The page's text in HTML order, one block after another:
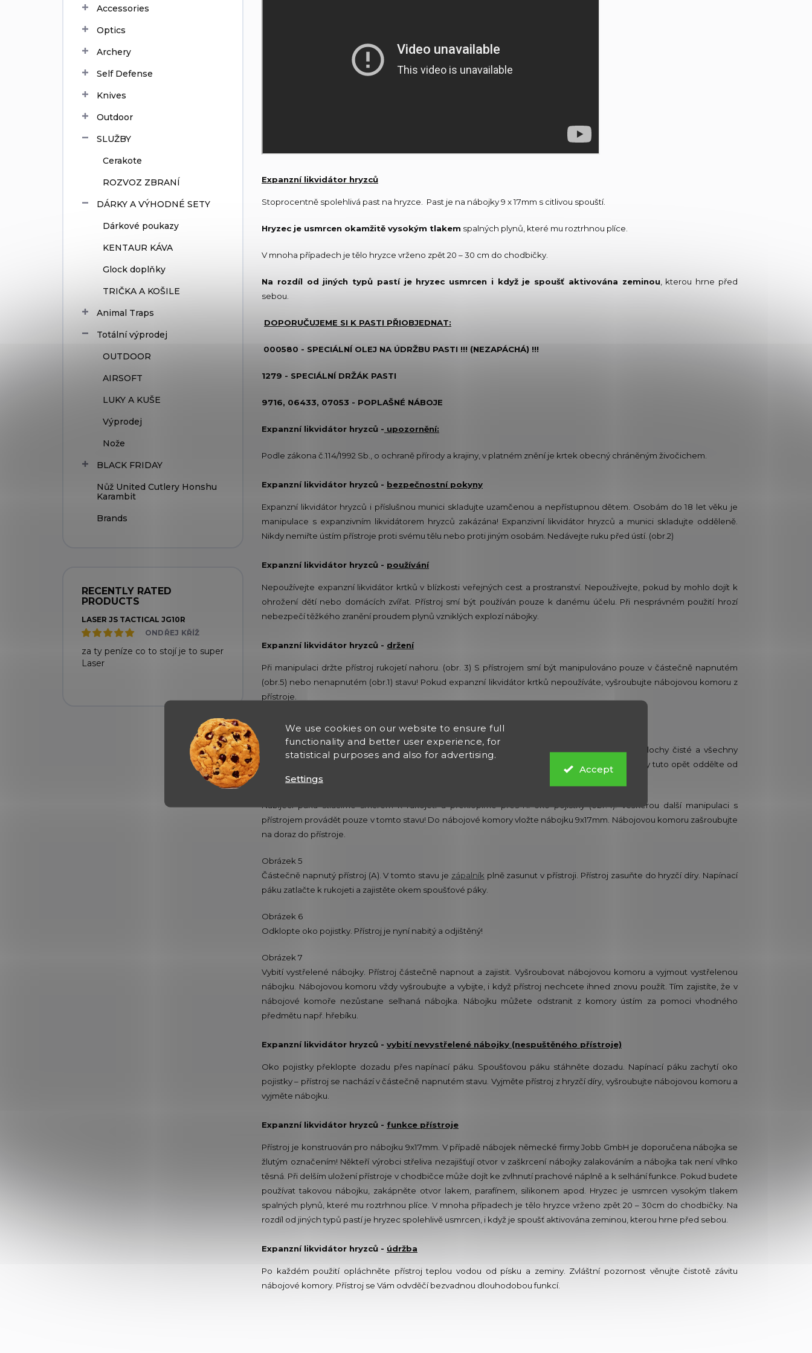
We use cookies on our website to ensure full
functionality and better user experience, for
statistical purposes and also for advertising.
Settings
Accept
Accessories
Optics
Archery
Self Defense
Knives
Outdoor
SLUŽBY
Cerakote
ROZVOZ ZBRANÍ
DÁRKY A VÝHODNÉ SETY
Dárkové poukazy
KENTAUR KÁVA
Glock doplňky
TRIČKA A KOŠILE
Animal Traps
Totální výprodej
OUTDOOR
AIRSOFT
LUKY A KUŠE
Výprodej
Nože
BLACK FRIDAY
Nůž United Cutlery Honshu
Karambit
Brands
RECENTLY RATED
PRODUCTS
LASER JS TACTICAL JG10R
ONDŘEJ KŘÍŽ
za ty peníze co to stojí je to super
Laser
Expanzní likvidátor hryzců
Stoprocentně spolehlivá past na hryzce. Past je na nábojky 9 x 17mm s citlivou spouští.
Hryzec je usmrcen okamžitě vysokým tlakem spalných plynů, které mu roztrhnou plíce.
V mnoha případech je tělo hryzce vrženo zpět 20 – 30 cm do chodbičky.
Na rozdíl od jiných typů pastí je hryzec usmrcen i když je spoušť aktivována zeminou, kterou hrne před
sebou.
DOPORUČUJEME SI K PASTI PŘIOBJEDNAT:
000580 - SPECIÁLNÍ OLEJ NA ÚDRŽBU PASTI !!! (NEZAPÁCHÁ) !!!
1279 - SPECIÁLNÍ DRŽÁK PASTI
9716, 06433, 07053 - POPLAŠNÉ NÁBOJE
Expanzní likvidátor hryzců - upozornění:
Podle zákona č.114/1992 Sb., o ochraně přírody a krajiny, v platném znění je krtek obecný chráněným živočichem.
Expanzní likvidátor hryzců - bezpečnostní pokyny
Expanzní likvidátor hryzců i příslušnou munici skladujte uzamčenou a nepřístupnou dětem. Osobám do 18 let věku je
manipulace s expanzivním likvidátorem hryzců zakázána! Expanzivní likvidátor hryzců a munici skladujte odděleně.
Nikdy nemiřte ústím přístroje proti svému tělu nebo proti jiným osobám. Nedávejte ruku před ústí. (obr.2)
Expanzní likvidátor hryzců - používání
Nepoužívejte expanzní likvidátor krtků v blízkosti veřejných cest a prostranství. Nepoužívejte, pokud by mohlo dojít k
ohrožení dětí nebo domácích zvířat. Přístroj smí být používán pouze k danému účelu. Při nesprávném použití hrozí
nebezpečí těžkého zranění proudem plynů vzniklých explozí nábojky.
Expanzní likvidátor hryzců - držení
Při manipulaci držte přístroj rukojetí nahoru. (obr. 3) S přístrojem smí být manipulováno pouze v částečně napnutém
(obr.5) nebo nenapnutém (obr.1) stavu! Pokud expanzní likvidátor krtků nepoužíváte, vyšroubujte nábojovou komoru z
přístroje.
Expanzní likvidátor hryzců - nabíjení
Před každým použitím je nutné v nenapnutém stavu (obr.1) zkontrolovat, zda jsou funkční plochy čisté a všechny
pohyblivé součástky se volně pohybují. Po přezkoušení volného chodu závitu nábojové komory tuto opět oddělte od
přístroje!
Nabíjecí páku stlačíme směrem k rukojeti a překlopíme přes ni oko pojistky (obr.4). Veškerou další manipulaci s
přístrojem provádět pouze v tomto stavu! Do nábojové komory vložte nábojku 9x17mm. Nábojovou komoru zašroubujte
na doraz do přístroje.
Obrázek 5
Částečně napnutý přístroj (A). V tomto stavu je zápalník plně zasunut v přístroji. Přístroj zasuňte do hryzčí díry. Napínací
páku zatlačte k rukojeti a zajistěte okem spoušťové páky.
Obrázek 6
Odklopte oko pojistky. Přístroj je nyní nabitý a odjištěný!
Obrázek 7
Vybití vystřelené nábojky. Přístroj částečně napnout a zajistit. Vyšroubovat nábojovou komoru a vyjmout vystřelenou
nábojku. Nábojovou komoru vždy vyšroubujte a vybijte, i když přístroj nechcete ihned znovu použít. Tím zajistíte, že v
nábojové komoře nezůstane selhaná nábojka. Nábojku můžete odstranit z komory ústím za pomoci vhodného
předmětu např. hřebíku.
Expanzní likvidátor hryzců - vybití nevystřelené nábojky (nespuštěného přístroje)
Oko pojistky překlopte dozadu přes napínací páku. Spoušťovou páku stáhněte dozadu. Napínací páku zachytí oko
pojistky – přístroj se nachází v částečně napnutém stavu. Vyjměte přístroj z hryzčí díry, vyšroubujte nábojovou komoru a
vyjměte nábojku.
Expanzní likvidátor hryzců - funkce přístroje
Přístroj je konstruován pro nábojku 9x17mm. V případě nábojek německé firmy Jobb GmbH je doporučena nábojka se
žlutým označením! Někteří výrobci střeliva nezajišťují otvor v zaškrcení nábojky zalakováním a nábojka tak není vlhko
těsná. Při delším uložení přístroje v chodbičce může dojít ke zvlhnutí prachové náplně a k selhání funkce. Pokud budete
používat takovou nábojku, zakápněte otvor lakem, parafínem, silikonem apod. Hryzec je usmrcen vysokým tlakem
spalných plynů, které mu roztrhnou plíce. V mnoha případech je tělo hryzce vrženo zpět 20 – 30cm do chodbičky. Na
rozdíl od jiných typů pastí je hryzec spolehlivě usmrcen, i když je spoušť aktivována zeminou, kterou hrne před sebou.
Expanzní likvidátor hryzců - údržba
Po každém použití opláchněte přístroj teplou vodou od písku a zeminy. Zvláštní pozornost věnujte čistotě závitu
nábojové komory. Přístroj se Vám odvděčí bezvadnou dlouhodobou funkcí.